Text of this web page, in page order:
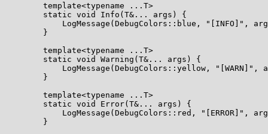
        template<typename ...T>
        static void Info(T&... args) {
LogMessage(DebugColors::blue, "[INFO]",
        }
        template<typename ...T>
        static void Warning(T&... args) {
LogMessage(DebugColors::yellow, "[WARN]",
        }
        template<typename ...T>
        static void Error(T&... args) {
LogMessage(DebugColors::red, "[ERROR]",
        }